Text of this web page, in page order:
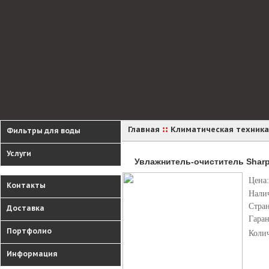
Фильтры для воды
Услуги
Контакты
Доставка
Портфолио
Информация
Главная :: Климатическая техника
Увлажнитель-очиститель
Цена: